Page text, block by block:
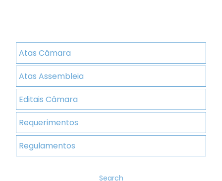
Atas Câmara
Atas Assembleia
Editais Câmara
Requerimentos
Regulamentos
Search